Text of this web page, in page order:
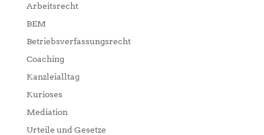
Arbeitsrecht
BEM
Betriebsverfassungsrecht
Coaching
Kanzleialltag
Kurioses
Mediation
Urteile und Gesetze